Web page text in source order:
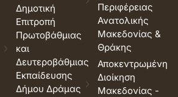
Δημοτική
Επιτροπή
Πρωτοβάθμιας
και
Δευτεροβάθμιας
Εκπαίδευσης
Δήμου Δράμας
Περιφέρειας
Ανατολικής
Μακεδονίας &
Θράκης
Αποκεντρωμένη
Διοίκηση
Μακεδονίας -